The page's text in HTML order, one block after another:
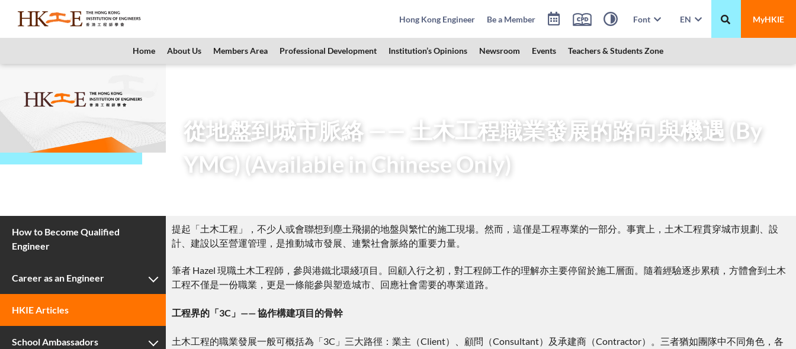
Hong Kong Engineer Be a Member Font EN MyHKIE
Home About Us Members Area Professional Development Institution’s Opinions Newsroom Events Teachers & Students Zone
從地盤到城市脈絡 —— 土木工程職業發展的路向與機遇 (By
YMC) (Available in Chinese Only)
How to Become Qualified
Engineer
Career as an Engineer
HKIE Articles
School Ambassadors
提起「土木工程」，不少人或會聯想到塵土飛揚的地盤與繁忙的施工現場。然而，這僅是工程專業的一部分。事實上，土木工程貫穿城市規劃、設
計、建設以至營運管理，是推動城市發展、連繫社會脈絡的重要力量。
筆者 Hazel 現職土木工程師，參與港鐵北環綫項目。回顧入行之初，對工程師工作的理解亦主要停留於施工層面。隨着經驗逐步累積，方體會到土木
工程不僅是一份職業，更是一條能參與塑造城市、回應社會需要的專業道路。
工程界的「3C」—— 協作構建項目的骨幹
土木工程的職業發展一般可概括為「3C」三大路徑：業主（Client）、顧問（Consultant）及承建商（Contractor）。三者猶如團隊中不同角色，各